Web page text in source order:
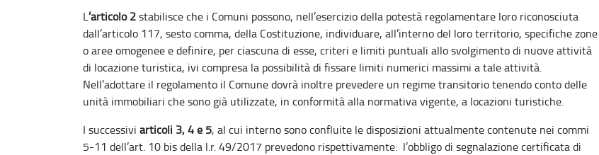
L’articolo 2stabilisce che i Comuni possono, nell’esercizio della potestà regolamentare loro riconosciuta
dall’articolo 117, sesto comma, della Costituzione, individuare, all’interno del loro territorio, specifiche zone
o aree omogenee e definire, per ciascuna di esse, criteri e limiti puntuali allo svolgimento di nuove attività
di locazione turistica, ivi compresa la possibilità di fissare limiti numerici massimi a tale attività.
Nell’adottare il regolamento il Comune dovrà inoltre prevedere un regime transitorio tenendo conto delle
unità immobiliari che sono già utilizzate, in conformità alla normativa vigente, a locazioni turistiche.
I successivi articoli 3, 4 e 5, al cui interno sono confluite le disposizioni attualmente contenute nei commi
5-11 dell’art. 10 bis della l.r. 49/2017 prevedono rispettivamente: l’obbligo di segnalazione certificata di